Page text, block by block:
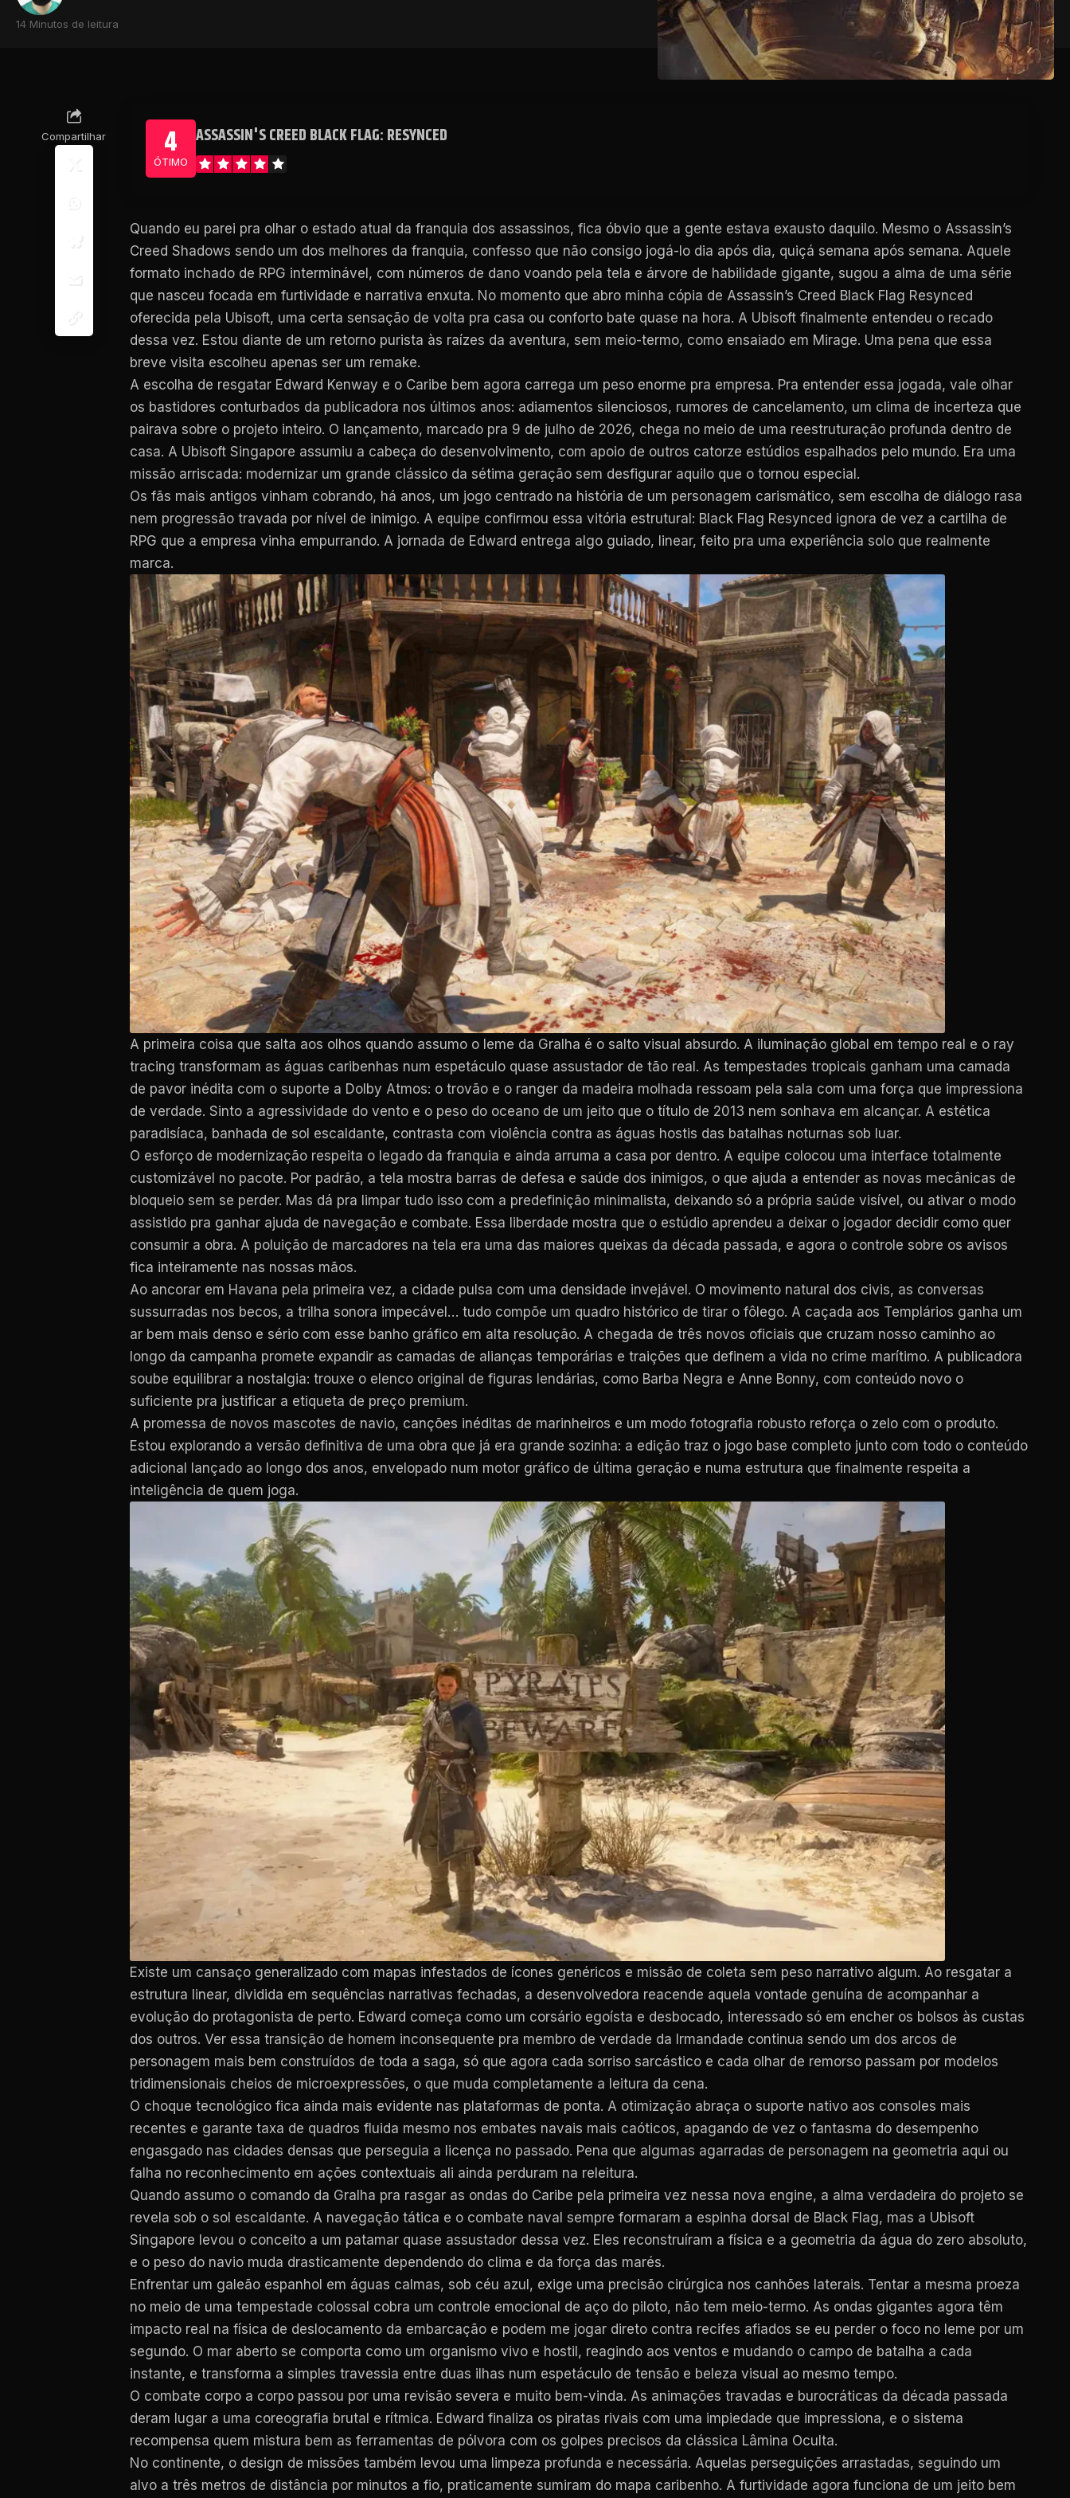
14 Minutos de leitura
Compartilhar 4
ÓTIMO
ASSASSIN'S CREED BLACK FLAG: RESYNCED
Quando eu parei pra olhar o estado atual da franquia dos assassinos, fica óbvio que a gente estava exausto daquilo. Mesmo o Assassin’s
Creed Shadows sendo um dos melhores da franquia, confesso que não consigo jogá-lo dia após dia, quiçá semana após semana. Aquele
formato inchado de RPG interminável, com números de dano voando pela tela e árvore de habilidade gigante, sugou a alma de uma série
que nasceu focada em furtividade e narrativa enxuta. No momento que abro minha cópia de Assassin’s Creed Black Flag Resynced
oferecida pela Ubisoft, uma certa sensação de volta pra casa ou conforto bate quase na hora. A Ubisoft finalmente entendeu o recado
dessa vez. Estou diante de um retorno purista às raízes da aventura, sem meio-termo, como ensaiado em Mirage. Uma pena que essa
breve visita escolheu apenas ser um remake.
A escolha de resgatar Edward Kenway e o Caribe bem agora carrega um peso enorme pra empresa. Pra entender essa jogada, vale olhar
os bastidores conturbados da publicadora nos últimos anos: adiamentos silenciosos, rumores de cancelamento, um clima de incerteza que
pairava sobre o projeto inteiro. O lançamento, marcado pra 9 de julho de 2026, chega no meio de uma reestruturação profunda dentro de
casa. A Ubisoft Singapore assumiu a cabeça do desenvolvimento, com apoio de outros catorze estúdios espalhados pelo mundo. Era uma
missão arriscada: modernizar um grande clássico da sétima geração sem desfigurar aquilo que o tornou especial.
Os fãs mais antigos vinham cobrando, há anos, um jogo centrado na história de um personagem carismático, sem escolha de diálogo rasa
nem progressão travada por nível de inimigo. A equipe confirmou essa vitória estrutural: Black Flag Resynced ignora de vez a cartilha de
RPG que a empresa vinha empurrando. A jornada de Edward entrega algo guiado, linear, feito pra uma experiência solo que realmente
marca.
A primeira coisa que salta aos olhos quando assumo o leme da Gralha é o salto visual absurdo. A iluminação global em tempo real e o ray
tracing transformam as águas caribenhas num espetáculo quase assustador de tão real. As tempestades tropicais ganham uma camada
de pavor inédita com o suporte a Dolby Atmos: o trovão e o ranger da madeira molhada ressoam pela sala com uma força que impressiona
de verdade. Sinto a agressividade do vento e o peso do oceano de um jeito que o título de 2013 nem sonhava em alcançar. A estética
paradisíaca, banhada de sol escaldante, contrasta com violência contra as águas hostis das batalhas noturnas sob luar.
O esforço de modernização respeita o legado da franquia e ainda arruma a casa por dentro. A equipe colocou uma interface totalmente
customizável no pacote. Por padrão, a tela mostra barras de defesa e saúde dos inimigos, o que ajuda a entender as novas mecânicas de
bloqueio sem se perder. Mas dá pra limpar tudo isso com a predefinição minimalista, deixando só a própria saúde visível, ou ativar o modo
assistido pra ganhar ajuda de navegação e combate. Essa liberdade mostra que o estúdio aprendeu a deixar o jogador decidir como quer
consumir a obra. A poluição de marcadores na tela era uma das maiores queixas da década passada, e agora o controle sobre os avisos
fica inteiramente nas nossas mãos.
Ao ancorar em Havana pela primeira vez, a cidade pulsa com uma densidade invejável. O movimento natural dos civis, as conversas
sussurradas nos becos, a trilha sonora impecável… tudo compõe um quadro histórico de tirar o fôlego. A caçada aos Templários ganha um
ar bem mais denso e sério com esse banho gráfico em alta resolução. A chegada de três novos oficiais que cruzam nosso caminho ao
longo da campanha promete expandir as camadas de alianças temporárias e traições que definem a vida no crime marítimo. A publicadora
soube equilibrar a nostalgia: trouxe o elenco original de figuras lendárias, como Barba Negra e Anne Bonny, com conteúdo novo o
suficiente pra justificar a etiqueta de preço premium.
A promessa de novos mascotes de navio, canções inéditas de marinheiros e um modo fotografia robusto reforça o zelo com o produto.
Estou explorando a versão definitiva de uma obra que já era grande sozinha: a edição traz o jogo base completo junto com todo o conteúdo
adicional lançado ao longo dos anos, envelopado num motor gráfico de última geração e numa estrutura que finalmente respeita a
inteligência de quem joga.
Existe um cansaço generalizado com mapas infestados de ícones genéricos e missão de coleta sem peso narrativo algum. Ao resgatar a
estrutura linear, dividida em sequências narrativas fechadas, a desenvolvedora reacende aquela vontade genuína de acompanhar a
evolução do protagonista de perto. Edward começa como um corsário egoísta e desbocado, interessado só em encher os bolsos às custas
dos outros. Ver essa transição de homem inconsequente pra membro de verdade da Irmandade continua sendo um dos arcos de
personagem mais bem construídos de toda a saga, só que agora cada sorriso sarcástico e cada olhar de remorso passam por modelos
tridimensionais cheios de microexpressões, o que muda completamente a leitura da cena.
O choque tecnológico fica ainda mais evidente nas plataformas de ponta. A otimização abraça o suporte nativo aos consoles mais
recentes e garante taxa de quadros fluida mesmo nos embates navais mais caóticos, apagando de vez o fantasma do desempenho
engasgado nas cidades densas que perseguia a licença no passado. Pena que algumas agarradas de personagem na geometria aqui ou
falha no reconhecimento em ações contextuais ali ainda perduram na releitura.
Quando assumo o comando da Gralha pra rasgar as ondas do Caribe pela primeira vez nessa nova engine, a alma verdadeira do projeto se
revela sob o sol escaldante. A navegação tática e o combate naval sempre formaram a espinha dorsal de Black Flag, mas a Ubisoft
Singapore levou o conceito a um patamar quase assustador dessa vez. Eles reconstruíram a física e a geometria da água do zero absoluto,
e o peso do navio muda drasticamente dependendo do clima e da força das marés.
Enfrentar um galeão espanhol em águas calmas, sob céu azul, exige uma precisão cirúrgica nos canhões laterais. Tentar a mesma proeza
no meio de uma tempestade colossal cobra um controle emocional de aço do piloto, não tem meio-termo. As ondas gigantes agora têm
impacto real na física de deslocamento da embarcação e podem me jogar direto contra recifes afiados se eu perder o foco no leme por um
segundo. O mar aberto se comporta como um organismo vivo e hostil, reagindo aos ventos e mudando o campo de batalha a cada
instante, e transforma a simples travessia entre duas ilhas num espetáculo de tensão e beleza visual ao mesmo tempo.
O combate corpo a corpo passou por uma revisão severa e muito bem-vinda. As animações travadas e burocráticas da década passada
deram lugar a uma coreografia brutal e rítmica. Edward finaliza os piratas rivais com uma impiedade que impressiona, e o sistema
recompensa quem mistura bem as ferramentas de pólvora com os golpes precisos da clássica Lâmina Oculta.
No continente, o design de missões também levou uma limpeza profunda e necessária. Aquelas perseguições arrastadas, seguindo um
alvo a três metros de distância por minutos a fio, praticamente sumiram do mapa caribenho. A furtividade agora funciona de um jeito bem